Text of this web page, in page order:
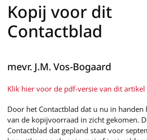
Kopij voor dit
Contactblad
mevr. J.M. Vos-Bogaard
Klik hier voor de pdf-versie van dit artikel
Door het Contactblad dat u nu in handen
van de kopijvoorraad in zicht gekomen.
Contactblad dat gepland staat voor